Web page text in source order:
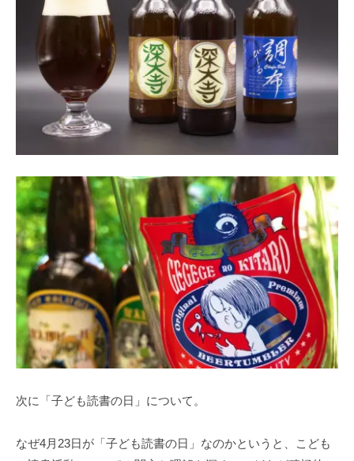
次に「子ども読書の日」について。
なぜ4月23日が「子ども読書の日」なのかというと、こども